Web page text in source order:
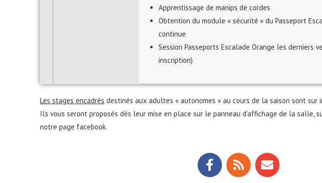
Apprentissage de manips de cordes
Obtention du module « sécurité » du Passeport
continue
Session Passeports Escalade Orange les derniers
inscription)
Les stages encadrés destinés aux adultes « autonomes » au cours de la saison sont
Ils vous seront proposés dès leur mise en place sur le panneau d’affichage de la salle,
notre page facebook.